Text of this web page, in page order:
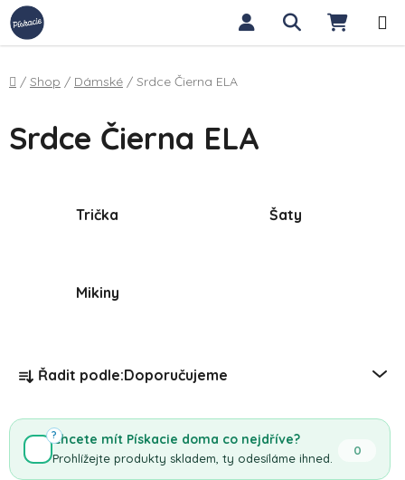
Přejít na obsah Hledat
Domů
/ Shop / Dámské / Srdce Čierna ELA
Srdce Čierna ELA
Trička Šaty
Mikiny
Řazení produktů
Řadit podle:Doporučujeme
Chcete mít Pískacie doma co nejdříve?
Prohlížejte produkty skladem, ty odesíláme ihned.
0
?